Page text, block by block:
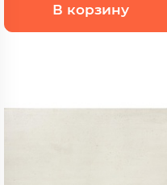
В корзину